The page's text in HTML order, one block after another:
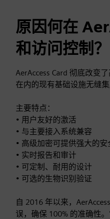
原因何在
和访问控制？
AerAccess Card 彻底改变
在内的现有基础设施无缝
主要特点：
• 用户友好的激活
• 与主要接入系统兼容
• 高级加密可提供强大的安
• 实时报告和审计
• 可定制、耐用的设计
• 可选的生物识别验证
自 2016 年以来，
误，确保 100% 的准确性